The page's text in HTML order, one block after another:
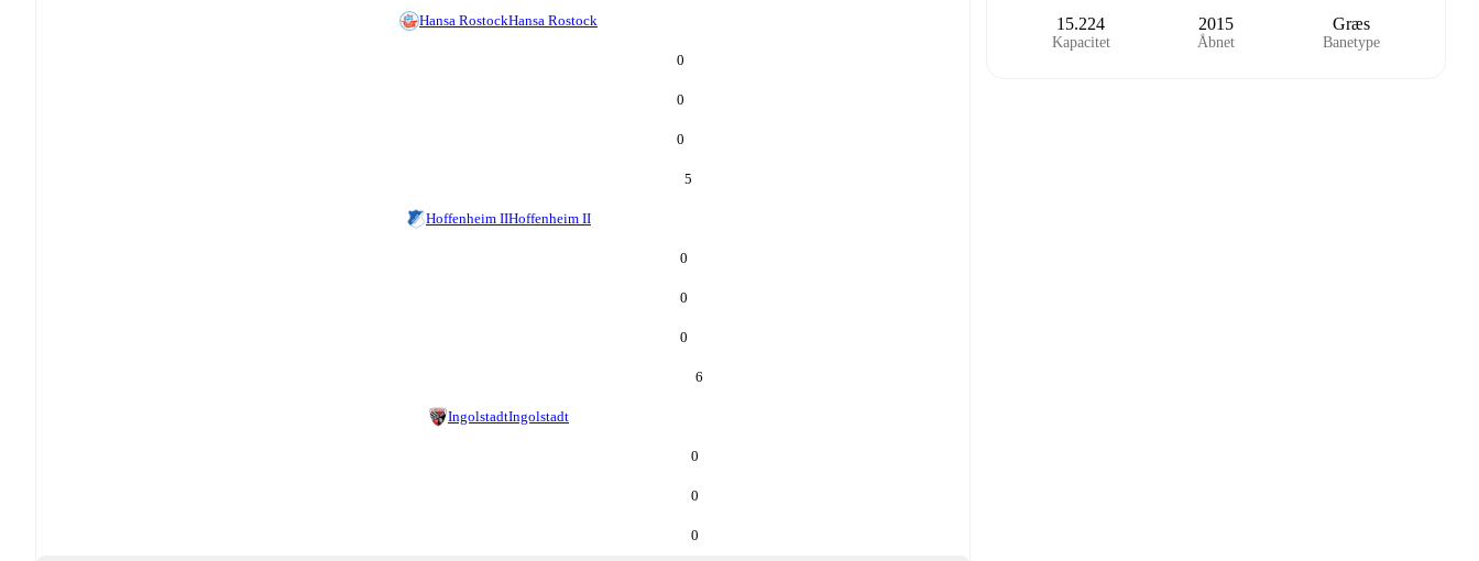
Hansa RostockHansa Rostock
0
0
0
5
Hoffenheim IIHoffenheim II
0
0
0
6
IngolstadtIngolstadt
0
0
0
15.224
Kapacitet
2015
Åbnet
Græs
Banetype